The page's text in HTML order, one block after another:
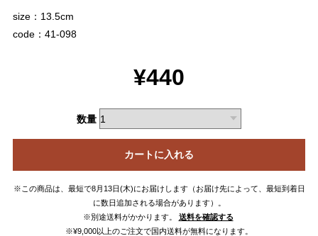
size：13.5cm
code：41-098
¥440
数量
カートに入れる
※この商品は、最短で8月13日(木)にお届けします（お届け先によって、最短到着日
に数日追加される場合があります）。
※別途送料がかかります。
送料を確認する
※¥9,000以上のご注文で国内送料が無料になります。